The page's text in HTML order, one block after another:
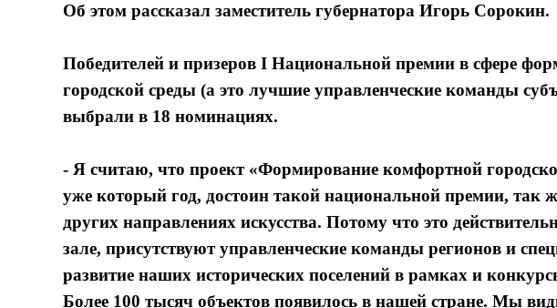
Об этом рассказал заместитель губернатора Игорь Сорокин.
Победителей и призеров I Национальной премии в сфере
городской среды (а это лучшие управленческие команды
выбрали в 18 номинациях.
- Я считаю, что проект «Формирование комфортной
уже который год, достоин такой национальной премии, так
других направлениях искусства. Потому что это
зале, присутствуют управленческие команды регионов и
развитие наших исторических поселений в рамках и
Более 100 тысяч объектов появилось в нашей стране. Мы